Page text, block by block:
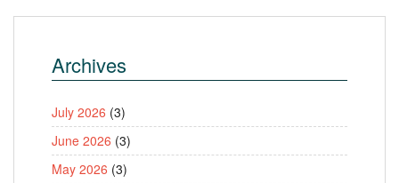
Archives
July 2026 (3)
June 2026 (3)
May 2026 (3)